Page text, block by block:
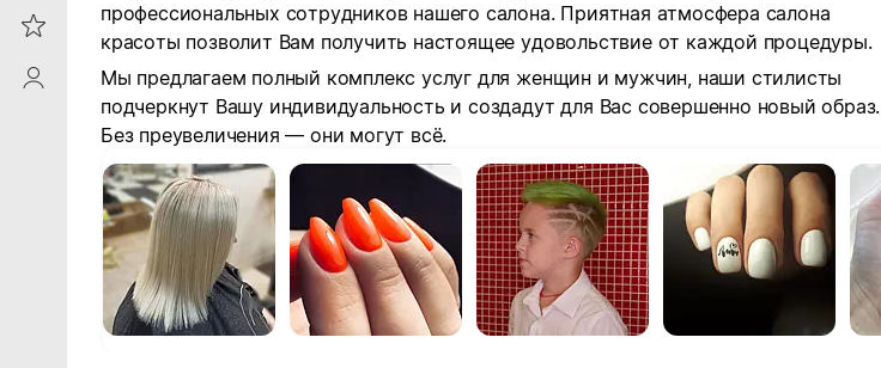
Reviews
ProfileSaby
профессиональных сотрудников нашего салона. Приятная атмосфера салона
красоты позволит Вам получить настоящее удовольствие от каждой процедуры.
Мы предлагаем полный комплекс услуг для женщин и мужчин, наши стилисты
подчеркнут Вашу индивидуальность и создадут для Вас совершенно новый образ.
Без преувеличения — они могут всё.